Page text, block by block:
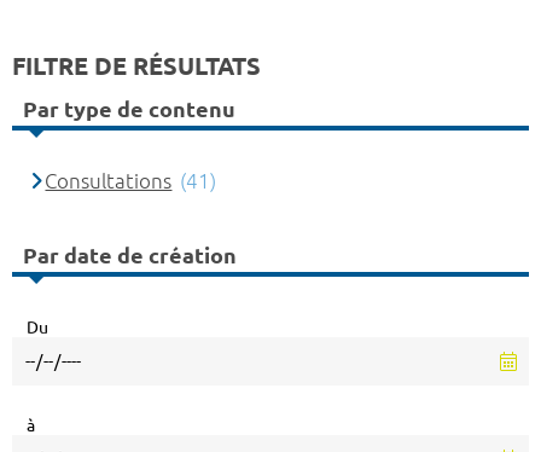
FILTRE DE RÉSULTATS
Par type de contenu
Consultations (41)
Par date de création
Du
à